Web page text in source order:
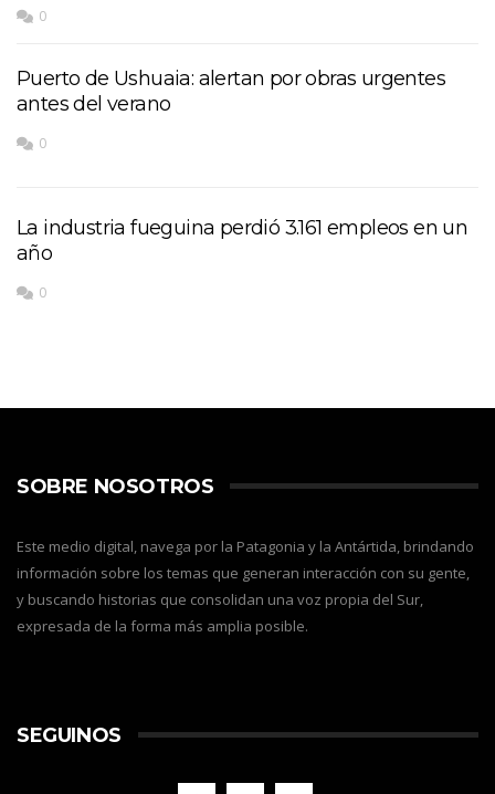
0
Puerto de Ushuaia: alertan por obras urgentes
antes del verano
0
La industria fueguina perdió 3.161 empleos en un
año
0
SOBRE NOSOTROS
Este medio digital, navega por la Patagonia y la Antártida, brindando
información sobre los temas que generan interacción con su gente,
y buscando historias que consolidan una voz propia del Sur,
expresada de la forma más amplia posible.
SEGUINOS